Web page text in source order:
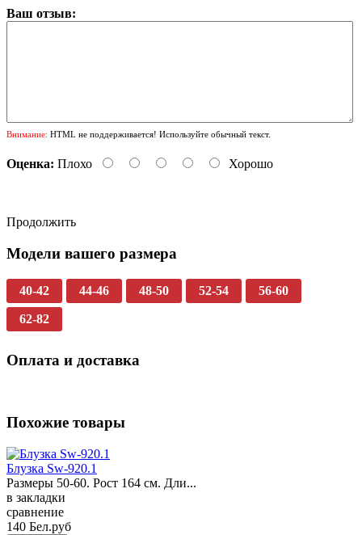
Ваш отзыв:
Внимание: HTML не поддерживается! Используйте обычный текст.
Оценка: Плохо Хорошо
Продолжить
Модели вашего размера
40-42 44-46 48-50 52-54 56-60
62-82
Оплата и доставка
Похожие товары
Блузка Sw-920.1
Размеры 50-60. Рост 164 см. Дли...
в закладки
сравнение
140 Бел.руб